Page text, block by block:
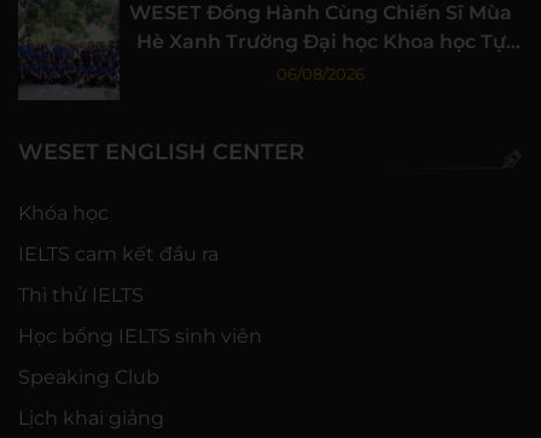
WESET Đồng Hành Cùng Chiến Sĩ Mùa
Hè Xanh Trường Đại học Khoa học Tự
nhiên, ĐHQG-HCM
06/08/2026
WESET ENGLISH CENTER
Khóa học
IELTS cam kết đầu ra
Thi thử IELTS
Học bổng IELTS sinh viên
Speaking Club
Lịch khai giảng